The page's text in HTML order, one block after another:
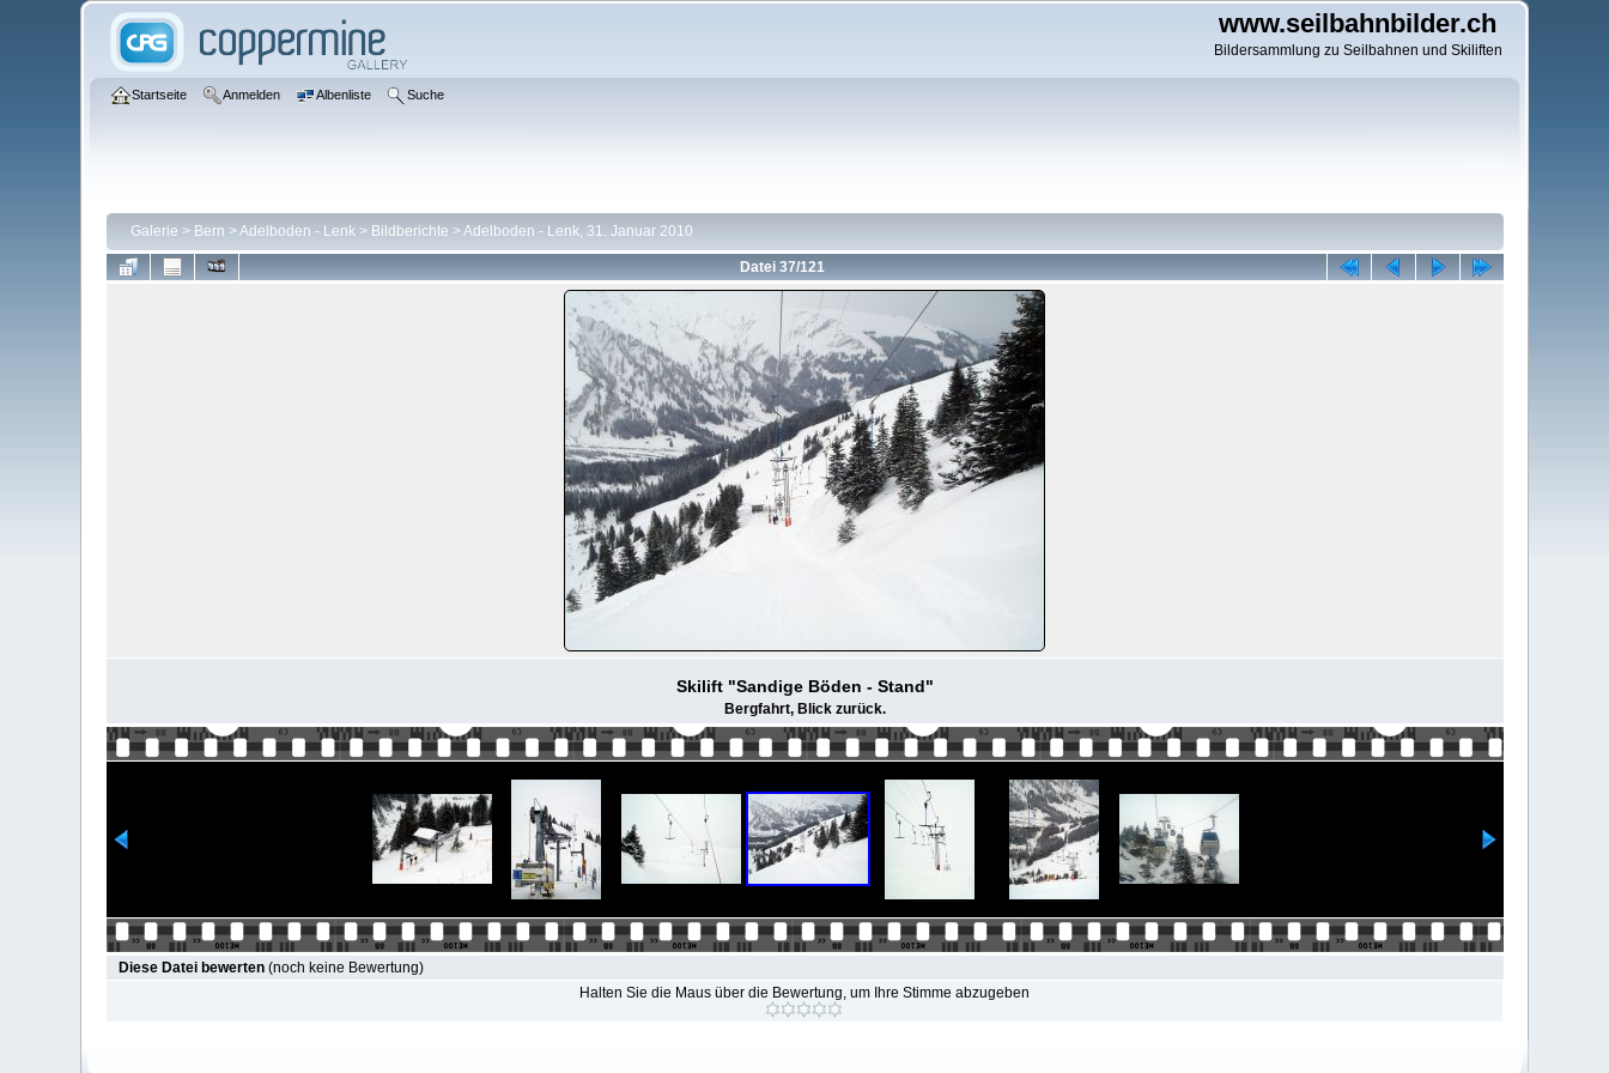
www.seilbahnbilder.ch
Bildersammlung zu Seilbahnen und Skiliften
Startseite Anmelden Albenliste Suche
Galerie > Bern >Adelboden - Lenk> Bildberichte >Adelboden - Lenk, 31. Januar 2010
Datei 37/121
Skilift "Sandige Böden - Stand"
Bergfahrt, Blick zurück.
Diese Datei bewerten(noch keine Bewertung)
Halten Sie die Maus über die Bewertung, um Ihre Stimme abzugeben